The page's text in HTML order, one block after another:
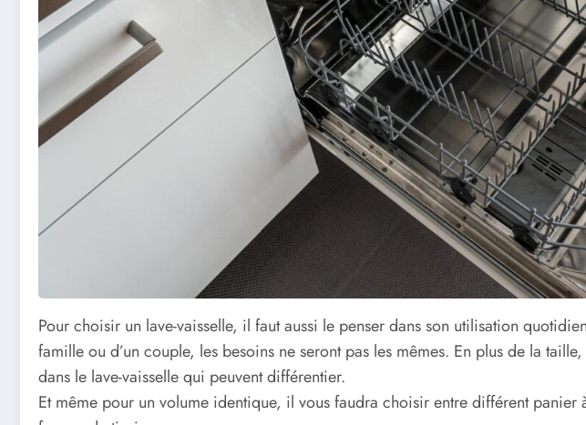
Pour choisir un lave-vaisselle, il faut aussi le penser dans son utilisation
famille ou d’un couple, les besoins ne seront pas les mêmes. En plus de la
dans le lave-vaisselle qui peuvent différentier.
Et même pour un volume identique, il vous faudra choisir entre différent panier